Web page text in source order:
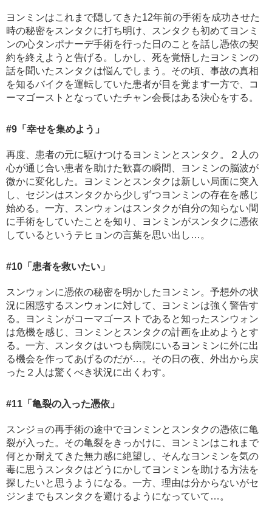
ヨンミンはこれまで隠してきた12年前の手術を成功させた
時の秘密をスンタクに打ち明け、スンタクも初めてヨンミ
ンの心タンポナーデ手術を行った日のことを話し憑依の契
約を終えようと告げる。しかし、死を覚悟したヨンミンの
話を聞いたスンタクは悩んでしまう。その頃、事故の真相
を知るバイクを運転していた患者が目を覚ます一方で、コ
ーマゴーストとなっていたチャン会長はある決心をする。
#9 「幸せを集めよう」
再度、患者の元に駆けつけるヨンミンとスンタク。２人の
心が通じ合い患者を助けた歓喜の瞬間、ヨンミンの脳波が
微かに変化した。ヨンミンとスンタクは新しい局面に突入
し、セジンはスンタクから少しずつヨンミンの存在を感じ
始める。一方、スンウォンはスンタクが自分の知らない間
に手術をしていたことを知り、ヨンミンがスンタクに憑依
しているというテヒョンの言葉を思い出し…。
#10 「患者を救いたい」
スンウォンに憑依の秘密を明かしたヨンミン。予想外の状
況に困惑するスンウォンに対して、ヨンミンは強く警告す
る。ヨンミンがコーマゴーストであると知ったスンウォン
は危機を感じ、ヨンミンとスンタクの計画を止めようとす
る。一方、スンタクはいつも病院にいるヨンミンに外に出
る機会を作ってあげるのだが…。その日の夜、外出から戻
った２人は驚くべき状況に出くわす。
#11 「亀裂の入った憑依」
スンジョの再手術の途中でヨンミンとスンタクの憑依に亀
裂が入った。その亀裂をきっかけに、ヨンミンはこれまで
何とか耐えてきた無力感に絶望し、そんなヨンミンを気の
毒に思うスンタクはどうにかしてヨンミンを助ける方法を
探したいと思うようになる。一方、理由は分からないがセ
ジンまでもスンタクを避けるようになっていて…。